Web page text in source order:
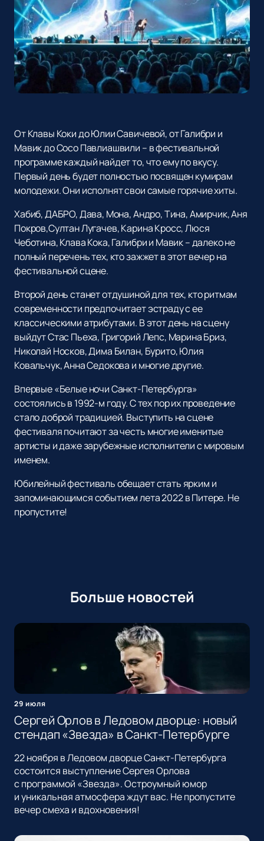
От Клавы Коки до Юлии Савичевой, от Галибри и
Мавик до Сосо Павлиашвили – в фестивальной
программе каждый найдет то, что ему по вкусу.
Первый день будет полностью посвящен кумирам
молодежи. Они исполнят свои самые горячие хиты.
Хабиб, ДАБРО, Дава, Мона, Андро, Тина, Амирчик, Аня
Покров,Султан Лугачев, Карина Кросс, Люся
Чеботина, Клава Кока, Галибри и Мавик – далеко не
полный перечень тех, кто зажжет в этот вечер на
фестивальной сцене.
Второй день станет отдушиной для тех, кто ритмам
современности предпочитает эстраду с ее
классическими атрибутами. В этот день на сцену
выйдут Стас Пьеха, Григорий Лепс, Марина Бриз,
Николай Носков, Дима Билан, Бурито, Юлия
Ковальчук, Анна Седокова и многие другие.
Впервые «Белые ночи Санкт-Петербурга»
состоялись в 1992-м году. С тех пор их проведение
стало доброй традицией. Выступить на сцене
фестиваля почитают за честь многие именитые
артисты и даже зарубежные исполнители с мировым
именем.
Юбилейный фестиваль обещает стать ярким и
запоминающимся событием лета 2022 в Питере. Не
пропустите!
Больше новостей
29 июля
Сергей Орлов в Ледовом дворце: новый
стендап «Звезда» в Санкт-Петербурге
22 ноября в Ледовом дворце Санкт-Петербурга
состоится выступление Сергея Орлова
с программой «Звезда». Остроумный юмор
и уникальная атмосфера ждут вас. Не пропустите
вечер смеха и вдохновения!